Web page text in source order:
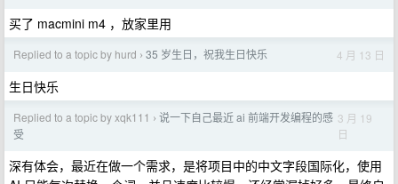
买了 macmini m4 ，放家里用
Replied to a topic by hurd › 35 岁生日，祝我生日快乐 4 月 13 日
生日快乐
Replied to a topic by xqk111 › 说一下自己最近 ai 前端开发编程的感
受
3 月 19
日
深有体会，最近在做一个需求，是将项目中的中文字段国际化，使用